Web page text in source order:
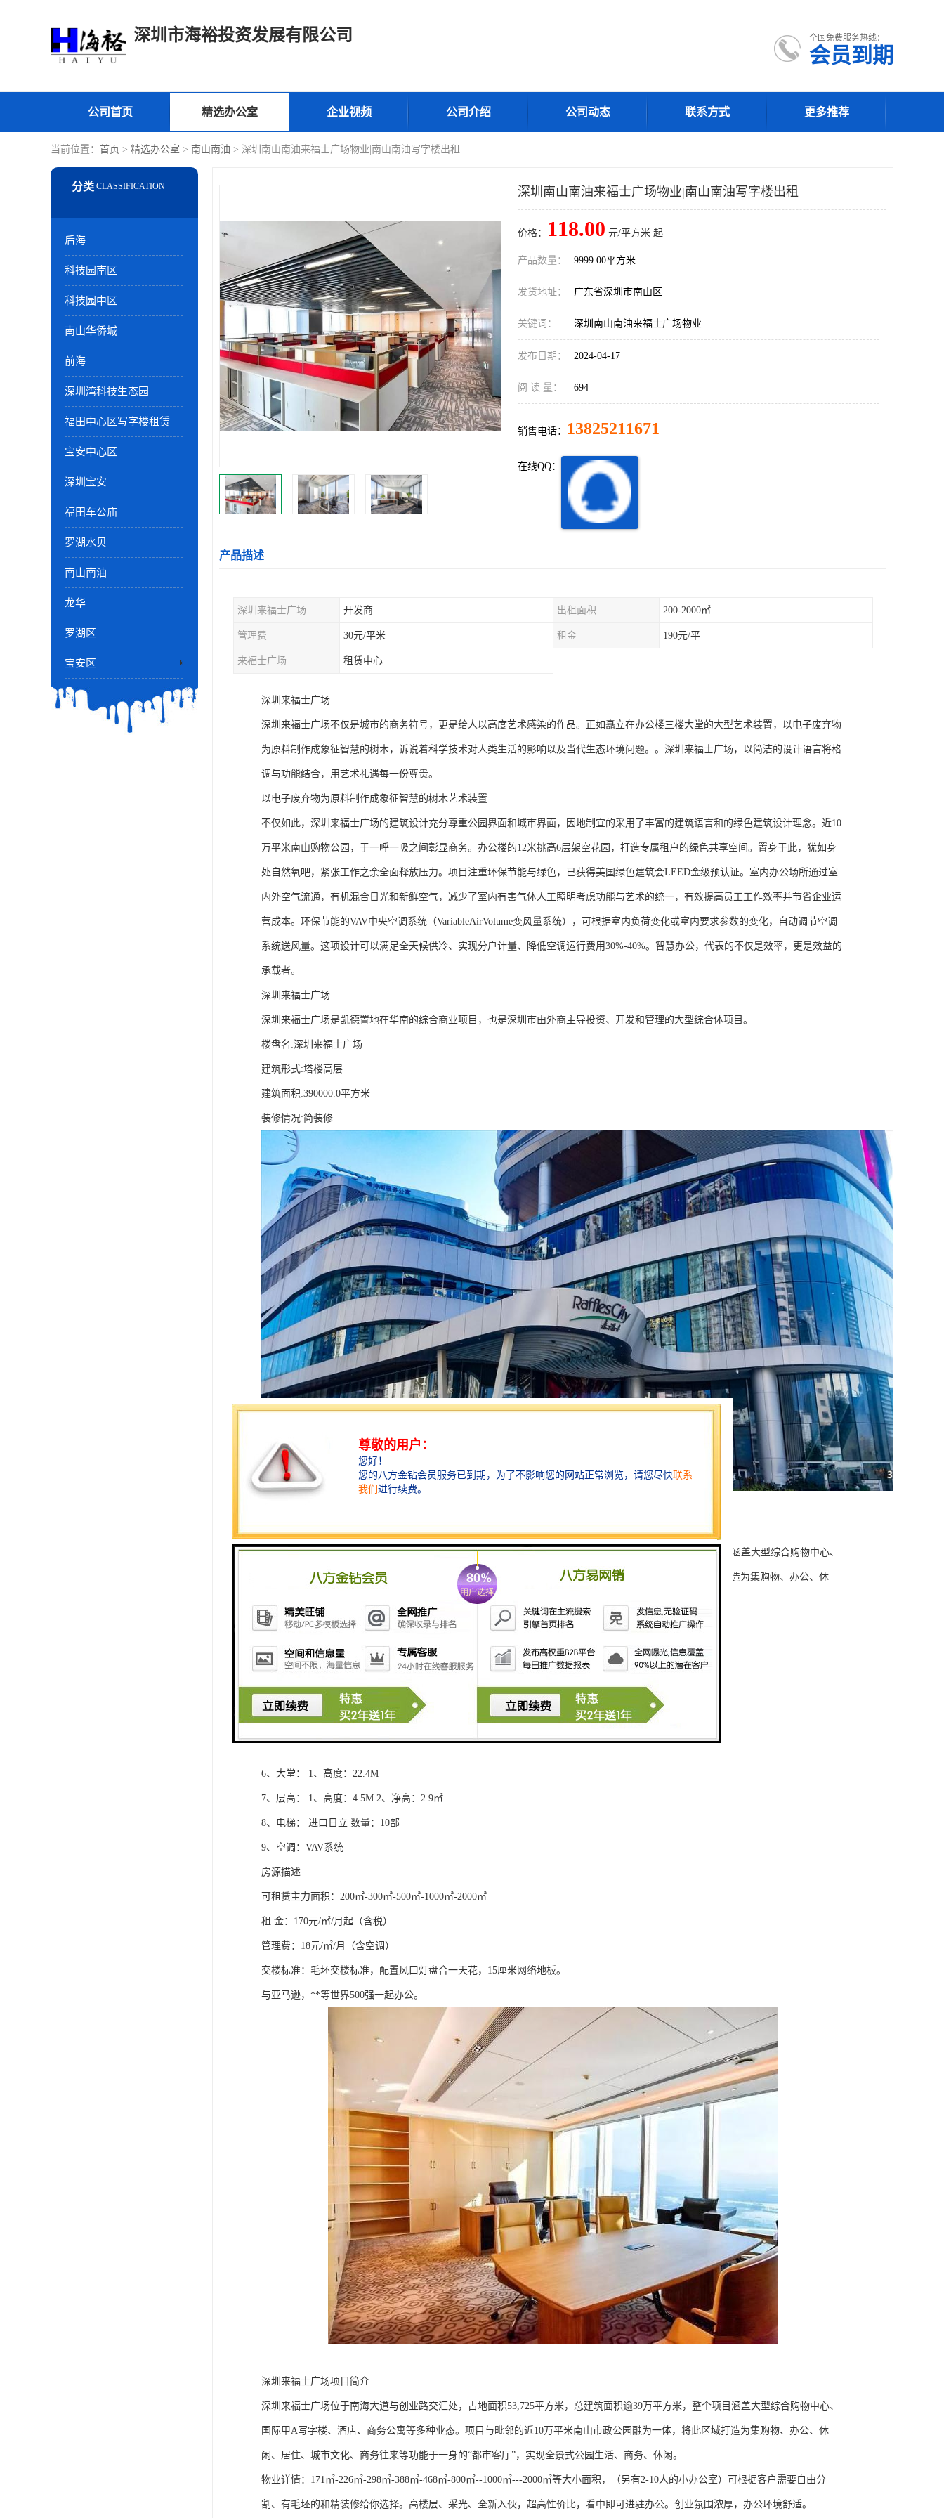
深圳市海裕投资发展有限公司 全国免费服务热线：
会员到期
公司首页 精选办公室 企业视频 公司介绍 公司动态 联系方式 更多推荐
当前位置： 首页 > 精选办公室 > 南山南油 > 深圳南山南油来福士广场物业|南山南油写字楼出租
后海
科技园南区
科技园中区
南山华侨城
前海
深圳湾科技生态园
福田中心区写字楼租赁
宝安中心区
深圳宝安
福田车公庙
罗湖水贝
南山南油
龙华
罗湖区
宝安区
深圳南山南油来福士广场物业|南山南油写字楼出租
价格： 118.00 元/平方米 起
产品数量： 9999.00平方米
发货地址： 广东省深圳市南山区
关键词： 深圳南山南油来福士广场物业
发布日期： 2024-04-17
阅 读 量： 694
销售电话： 13825211671
在线QQ：
产品描述
深圳来福士广场 开发商 出租面积 200-2000㎡
管理费 30元/平米 租金 190元/平
来福士广场 租赁中心
深圳来福士广场
深圳来福士广场不仅是城市的商务符号，更是给人以高度艺术感染的作品。正如矗立在办公楼三楼大堂的大型艺术装置，以电子废弃物
为原料制作成象征智慧的树木，诉说着科学技术对人类生活的影响以及当代生态环境问题。。深圳来福士广场，以简洁的设计语言将格
调与功能结合，用艺术礼遇每一份尊贵。
以电子废弃物为原料制作成象征智慧的树木艺术装置
不仅如此，深圳来福士广场的建筑设计充分尊重公园界面和城市界面，因地制宜的采用了丰富的建筑语言和的绿色建筑设计理念。近10
万平米南山购物公园，于一呼一吸之间彰显商务。办公楼的12米挑高6层架空花园，打造专属租户的绿色共享空间。置身于此，犹如身
处自然氧吧，紧张工作之余全面释放压力。项目注重环保节能与绿色，已获得美国绿色建筑会LEED金级预认证。室内办公场所通过室
内外空气流通，有机混合日光和新鲜空气，减少了室内有害气体人工照明考虑功能与艺术的统一，有效提高员工工作效率并节省企业运
营成本。环保节能的VAV中央空调系统（VariableAirVolume变风量系统），可根据室内负荷变化或室内要求参数的变化，自动调节空调
系统送风量。这项设计可以满足全天候供冷、实现分户计量、降低空调运行费用30%-40%。智慧办公，代表的不仅是效率，更是效益的
承载者。
深圳来福士广场
深圳来福士广场是凯德置地在华南的综合商业项目，也是深圳市由外商主导投资、开发和管理的大型综合体项目。
楼盘名:深圳来福士广场
建筑形式:塔楼高层
建筑面积:390000.0平方米
装修情况:简装修
深圳来福士广场位于南海大道与创业路交汇处，占地面积53,725平方米，总建筑面积逾39万平方米，整个项目涵盖大型综合购物中心、
国际甲A写字楼、酒店、商务公寓等多种业态。项目与毗邻的近10万平米南山市政公园融为一体，将此区域打造为集购物、办公、休
闲、居住、城市文化、商务往来等功能于一身的“都市客厅”，实现全景式公园生活、商务、休闲。
二、项目信息
1、可租赁总面积：31720㎡
2、可租赁楼层数：8-23层 （低区：8-14F 高区： 16-23F）
3、标准层面积：2000平米
4、使 用 率： 约 80%
6、大堂： 1、高度：22.4M
7、层高： 1、高度：4.5M 2、净高：2.9㎡
8、电梯： 进口日立 数量：10部
9、空调：VAV系统
房源描述
可租赁主力面积：200㎡-300㎡-500㎡-1000㎡-2000㎡
租 金：170元/㎡/月起（含税）
管理费：18元/㎡/月（含空调）
交楼标准：毛坯交楼标准，配置风口灯盘合一天花，15厘米网络地板。
与亚马逊，**等世界500强一起办公。
深圳来福士广场项目简介
深圳来福士广场位于南海大道与创业路交汇处，占地面积53,725平方米，总建筑面积逾39万平方米，整个项目涵盖大型综合购物中心、
国际甲A写字楼、酒店、商务公寓等多种业态。项目与毗邻的近10万平米南山市政公园融为一体，将此区域打造为集购物、办公、休
闲、居住、城市文化、商务往来等功能于一身的“都市客厅”，实现全景式公园生活、商务、休闲。
物业详情：171㎡-226㎡-298㎡-388㎡-468㎡-800㎡--1000㎡---2000㎡等大小面积，（另有2-10人的小办公室）可根据客户需要自由分
割、有毛坯的和精装修给你选择。高楼层、采光、全新入伙，超高性价比，看中即可进驻办公。创业氛围浓厚，办公环境舒适。